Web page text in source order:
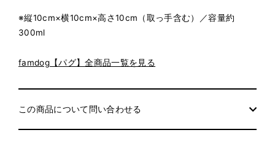
※縦10cm×横10cm×高さ10cm（取っ手含む）／容量約
300ml
famdog【パグ】全商品一覧を見る
この商品について問い合わせる